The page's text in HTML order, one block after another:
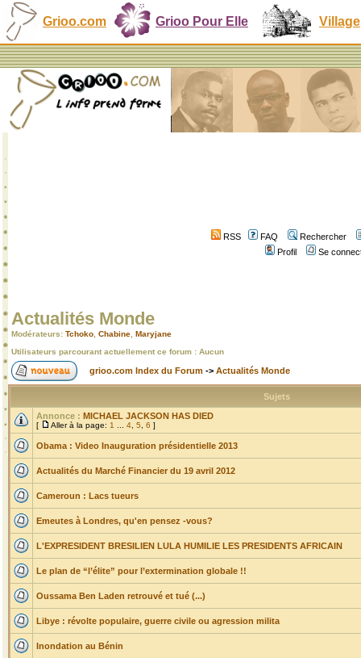
Grioo.com Grioo Pour Elle Village
RSS FAQ
Rechercher
Profil
Se
Actualités Monde
Modérateurs: Tchoko Chabine Maryjane
Utilisateurs parcourant actuellement ce forum : Aucun
grioo.com Index du Forum -> Actualités Monde
Sujets
Annonce : MICHAEL JACKSON HAS DIED
[ Aller à la page: 1 4 5 6 ]
Obama : Video Inauguration présidentielle 2013
Actualités du Marché Financier du 19 avril 2012
Cameroun : Lacs tueurs
Emeutes à Londres, qu'en pensez -vous?
L'EXPRESIDENT BRESILIEN LULA HUMILIE LES PRESIDENTS AFRICAIN
Le plan de “l’élite” pour l’extermination globale !!
Oussama Ben Laden retrouvé et tué (...)
Libye : révolte populaire, guerre civile ou agression milita
Inondation au Bénin